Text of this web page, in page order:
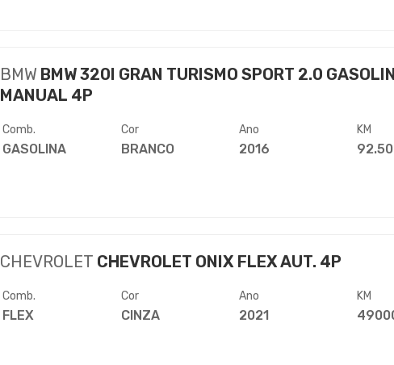
BMW BMW 320I GRAN TURISMO SPORT 2.0
MANUAL 4P
Comb.
GASOLINA
Cor
BRANCO
Ano
2016
KM
CHEVROLET CHEVROLET ONIX FLEX AUT. 4P
Comb.
FLEX
Cor
CINZA
Ano
2021
KM